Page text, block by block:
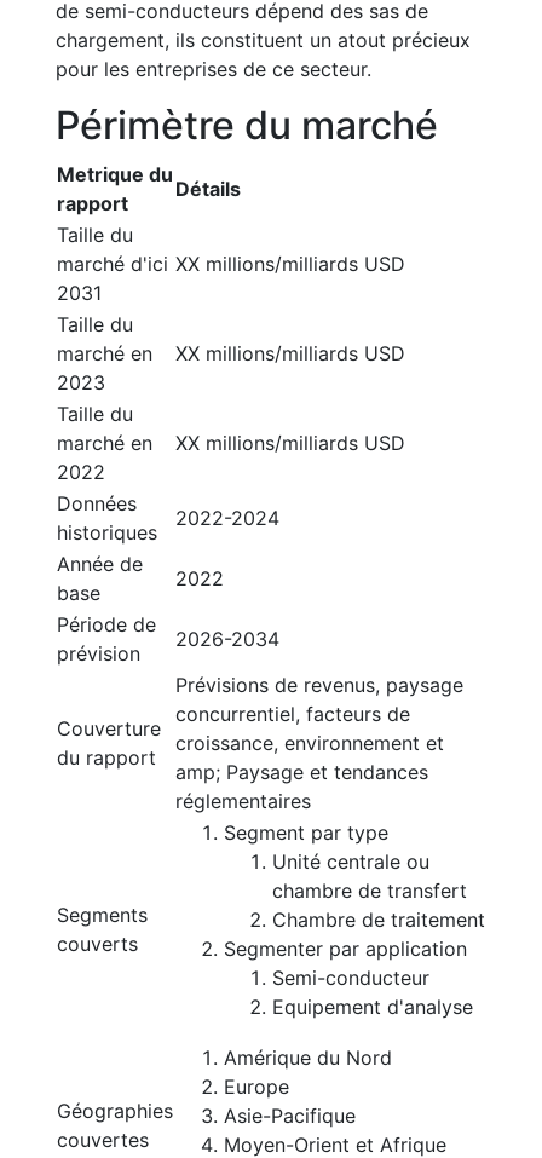
de semi-conducteurs dépend des sas de
chargement, ils constituent un atout précieux
pour les entreprises de ce secteur.
Périmètre du marché
Metrique du
rapport
Détails
Taille du
marché d'ici
2031
XX millions/milliards USD
Taille du
marché en
2023
XX millions/milliards USD
Taille du
marché en
2022
XX millions/milliards USD
Données
historiques
2022-2024
Année de
base
2022
Période de
prévision
2026-2034
Couverture
du rapport
Prévisions de revenus, paysage
concurrentiel, facteurs de
croissance, environnement et
amp; Paysage et tendances
réglementaires
Segments
couverts
Segment par type
Unité centrale ou
chambre de transfert
Chambre de traitement
Segmenter par application
Semi-conducteur
Equipement d'analyse
Géographies
couvertes
Amérique du Nord
Europe
Asie-Pacifique
Moyen-Orient et Afrique